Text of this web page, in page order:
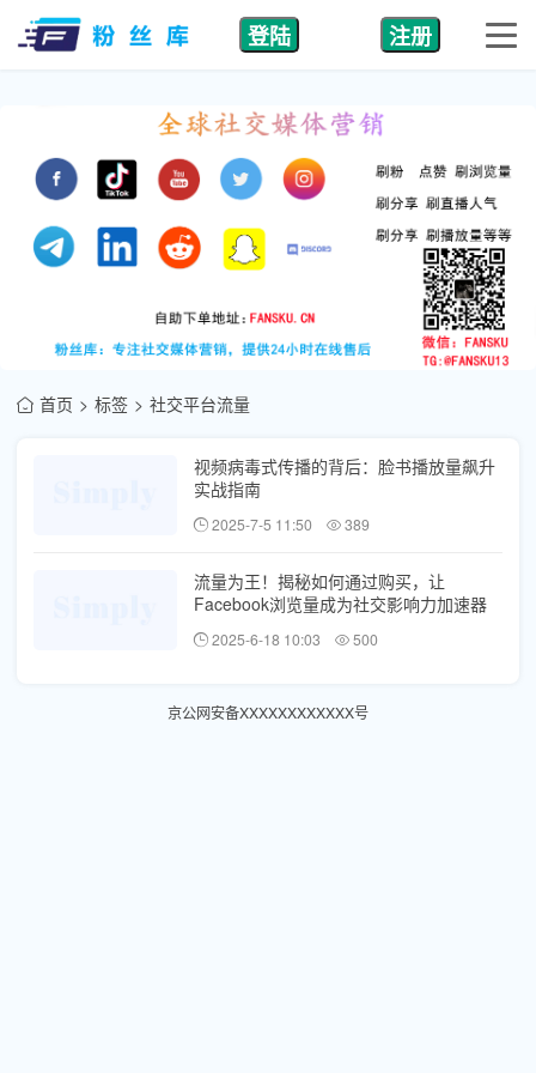
登陆 注册
首页 标签 社交平台流量
视频病毒式传播的背后：脸书播放量飙升
实战指南
2025-7-5 11:50 389
流量为王！揭秘如何通过购买，让
Facebook浏览量成为社交影响力加速器
2025-6-18 10:03 500
京公网安备XXXXXXXXXXXX号